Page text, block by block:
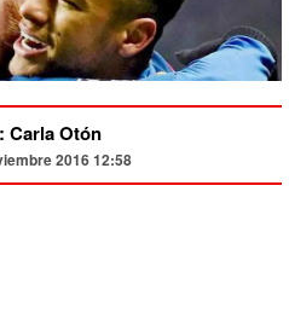
Carla Otón
2016 12:58